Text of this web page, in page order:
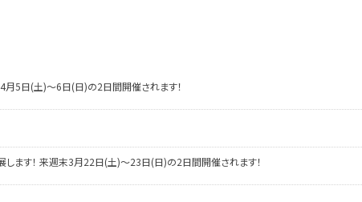
4月5日(土)～6日(日)の2日間開催されます！
展します！ 来週末3月22日(土)～23日(日)の2日間開催されます！